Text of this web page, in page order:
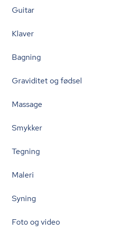
Guitar
Klaver
Bagning
Graviditet og fødsel
Massage
Smykker
Tegning
Maleri
Syning
Foto og video